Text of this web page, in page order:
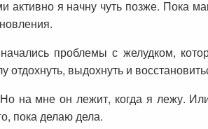
активно я начну чуть позже. Пока
проблемы с желудком,
выдохнуть и
на мне он лежит, когда я лежу.
пока делаю дела.